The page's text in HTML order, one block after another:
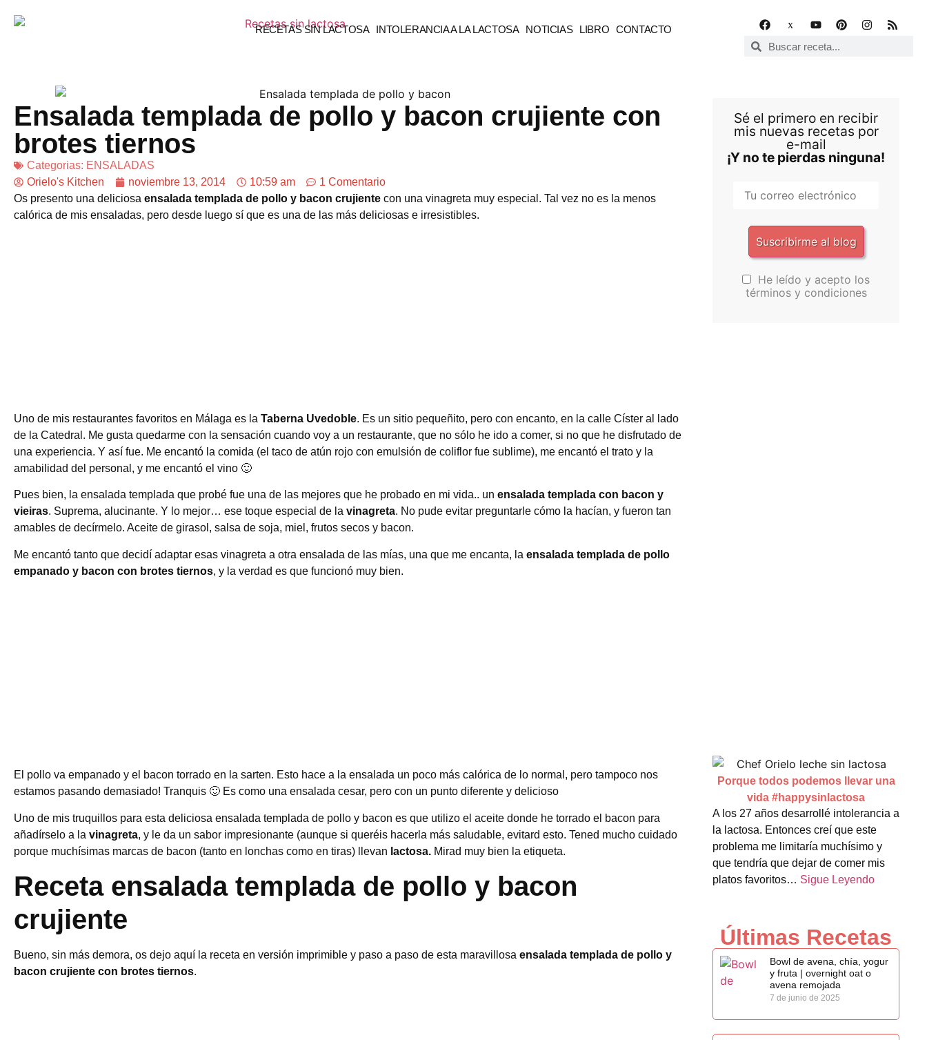
RECETAS SIN LACTOSA INTOLERANCIA A LA LACTOSA NOTICIAS LIBRO CONTACTO
Ensalada templada de pollo y bacon crujiente con
brotes tiernos
Categorias: ENSALADAS
Orielo's Kitchen
noviembre 13, 2014 10:59 am
1 Comentario
Os presento una deliciosa ensalada templada de pollo y bacon crujiente con una vinagreta muy especial. Tal vez no es la menos
calórica de mis ensaladas, pero desde luego sí que es una de las más deliciosas e irresistibles.
Uno de mis restaurantes favoritos en Málaga es la Taberna Uvedoble. Es un sitio pequeñito, pero con encanto, en la calle Císter al lado
de la Catedral. Me gusta quedarme con la sensación cuando voy a un restaurante, que no sólo he ido a comer, si no que he disfrutado de
una experiencia. Y así fue. Me encantó la comida (el taco de atún rojo con emulsión de coliflor fue sublime), me encantó el trato y la
amabilidad del personal, y me encantó el vino 🙂
Pues bien, la ensalada templada que probé fue una de las mejores que he probado en mi vida.. un ensalada templada con bacon y
vieiras. Suprema, alucinante. Y lo mejor… ese toque especial de la vinagreta. No pude evitar preguntarle cómo la hacían, y fueron tan
amables de decírmelo. Aceite de girasol, salsa de soja, miel, frutos secos y bacon.
Me encantó tanto que decidí adaptar esas vinagreta a otra ensalada de las mías, una que me encanta, la ensalada templada de pollo
empanado y bacon con brotes tiernos, y la verdad es que funcionó muy bien.
El pollo va empanado y el bacon torrado en la sarten. Esto hace a la ensalada un poco más calórica de lo normal, pero tampoco nos
estamos pasando demasiado! Tranquis 🙂 Es como una ensalada cesar, pero con un punto diferente y delicioso
Uno de mis truquillos para esta deliciosa ensalada templada de pollo y bacon es que utilizo el aceite donde he torrado el bacon para
añadírselo a la vinagreta, y le da un sabor impresionante (aunque si queréis hacerla más saludable, evitard esto. Tened mucho cuidado
porque muchísimas marcas de bacon (tanto en lonchas como en tiras) llevan lactosa. Mirad muy bien la etiqueta.
Receta ensalada templada de pollo y bacon
crujiente
Bueno, sin más demora, os dejo aquí la receta en versión imprimible y paso a paso de esta maravillosa ensalada templada de pollo y
bacon crujiente con brotes tiernos.
Sé el primero en recibir
mis nuevas recetas por
e-mail
¡Y no te pierdas ninguna!
He leído y acepto los
términos y condiciones
Porque todos podemos llevar una
vida #happysinlactosa
A los 27 años desarrollé intolerancia a
la lactosa. Entonces creí que este
problema me limitaría muchísimo y
que tendría que dejar de comer mis
platos favoritos… Sigue Leyendo
Últimas Recetas
Bowl de avena, chía, yogur
y fruta | overnight oat o
avena remojada
7 de junio de 2025